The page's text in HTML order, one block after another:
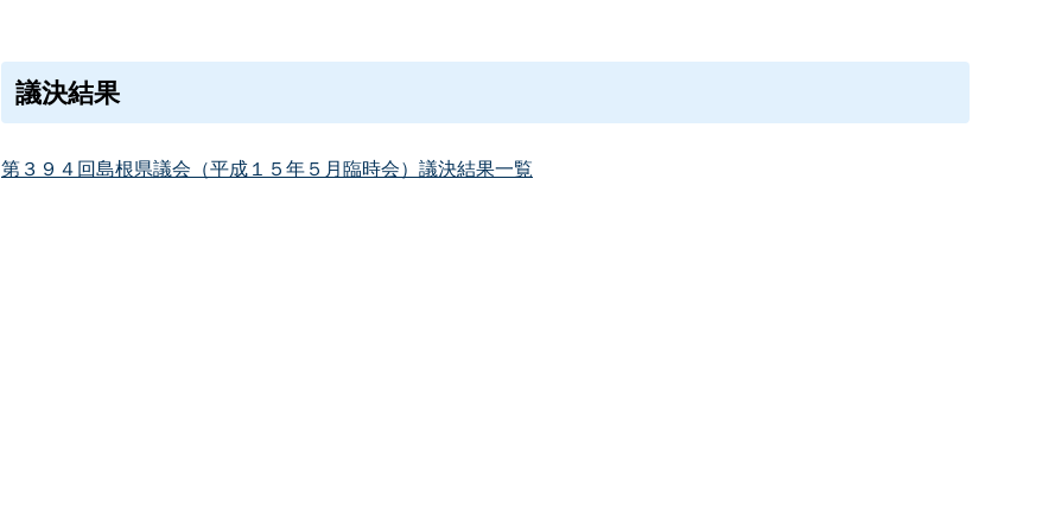
議決結果
第３９４回島根県議会（平成１５年５月臨時会）議決結果一覧